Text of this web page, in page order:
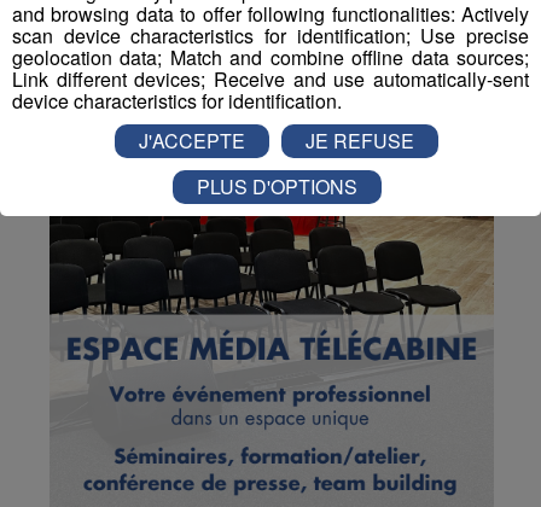
and browsing data to offer following functionalities: Actively
scan device characteristics for identification; Use precise
geolocation data; Match and combine offline data sources;
Link different devices; Receive and use automatically-sent
device characteristics for identification.
J'ACCEPTE
JE REFUSE
PLUS D'OPTIONS